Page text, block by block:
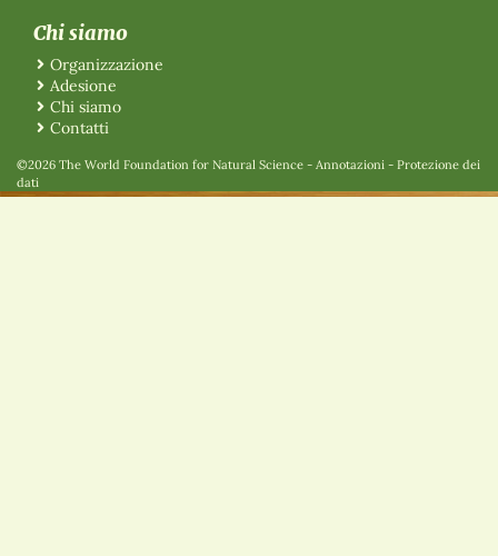
Chi siamo
Organizzazione
Adesione
Chi siamo
Contatti
©2026 The World Foundation for Natural Science - Annotazioni - Protezione dei
dati